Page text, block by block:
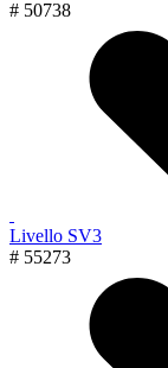
# 50738
Livello SV3
# 55273